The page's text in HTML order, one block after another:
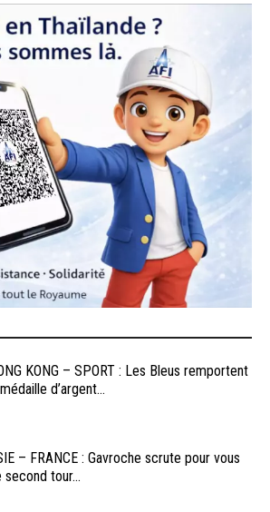
KONG – SPORT : Les Bleus remportent
d’argent...
– FRANCE : Gavroche scrute pour vous
second tour...